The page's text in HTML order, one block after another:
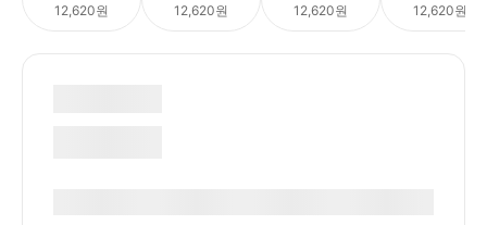
12,620원 12,620원 12,620원 12,620원